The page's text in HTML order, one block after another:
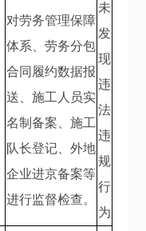
对劳务管理保障
体系、劳务分包
合同履约数据报
送、施工人员实
名制备案、施工
队长登记、外地
企业进京备案等
进行监督检查。
未
发
现
违
法
违
规
行
为